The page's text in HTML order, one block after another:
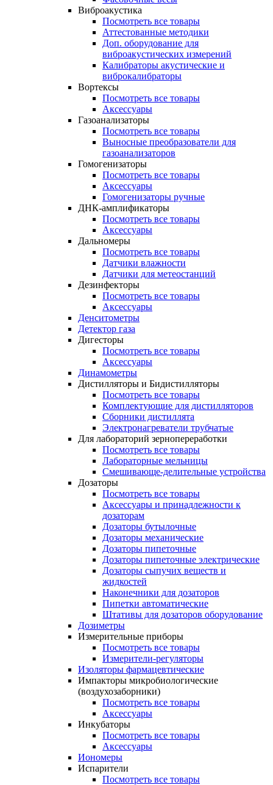
Виброакустика
Посмотреть все товары
Аттестованные методики
Доп. оборудование для
виброакустических измерений
Калибраторы акустические и
виброкалибраторы
Вортексы
Посмотреть все товары
Аксессуары
Газоанализаторы
Посмотреть все товары
Выносные преобразователи для
газоанализаторов
Гомогенизаторы
Посмотреть все товары
Аксессуары
Гомогенизаторы ручные
ДНК-амплификаторы
Посмотреть все товары
Аксессуары
Дальномеры
Посмотреть все товары
Датчики влажности
Датчики для метеостанций
Дезинфекторы
Посмотреть все товары
Аксессуары
Денситометры
Детектор газа
Дигесторы
Посмотреть все товары
Аксессуары
Динамометры
Дистилляторы и Бидистилляторы
Посмотреть все товары
Комплектующие для дистилляторов
Сборники дистиллята
Электронагреватели трубчатые
Для лабораторий зернопереработки
Посмотреть все товары
Лабораторные мельницы
Смешивающе-делительные устройства
Дозаторы
Посмотреть все товары
Аксессуары и принадлежности к
дозаторам
Дозаторы бутылочные
Дозаторы механические
Дозаторы пипеточные
Дозаторы пипеточные электрические
Дозаторы сыпучих веществ и
жидкостей
Наконечники для дозаторов
Пипетки автоматические
Штативы для дозаторов оборудование
Дозиметры
Измерительные приборы
Посмотреть все товары
Измерители-регуляторы
Изоляторы фармацевтические
Импакторы микробиологические
(воздухозаборники)
Посмотреть все товары
Аксессуары
Инкубаторы
Посмотреть все товары
Аксессуары
Иономеры
Испарители
Посмотреть все товары